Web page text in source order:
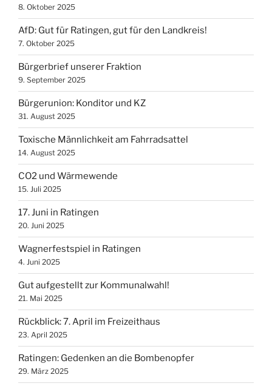
8. Oktober 2025
AfD: Gut für Ratingen, gut für den Landkreis!
7. Oktober 2025
Bürgerbrief unserer Fraktion
9. September 2025
Bürgerunion: Konditor und KZ
31. August 2025
Toxische Männlichkeit am Fahrradsattel
14. August 2025
CO2 und Wärmewende
15. Juli 2025
17. Juni in Ratingen
20. Juni 2025
Wagnerfestspiel in Ratingen
4. Juni 2025
Gut aufgestellt zur Kommunalwahl!
21. Mai 2025
Rückblick: 7. April im Freizeithaus
23. April 2025
Ratingen: Gedenken an die Bombenopfer
29. März 2025